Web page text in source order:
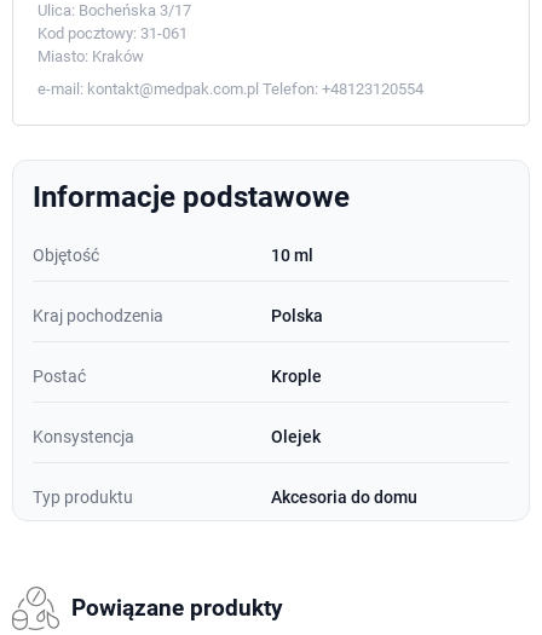
Ulica: Bocheńska 3/17
Kod pocztowy: 31-061
Miasto: Kraków
e-mail: kontakt@medpak.com.pl Telefon: +48123120554
Informacje podstawowe
Objętość 10 ml
Kraj pochodzenia Polska
Postać Krople
Konsystencja Olejek
Typ produktu Akcesoria do domu
Powiązane produkty